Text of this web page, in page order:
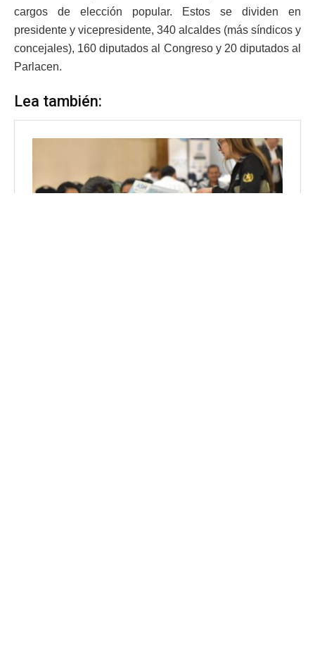
cargos de elección popular. Estos se dividen en
presidente y vicepresidente, 340 alcaldes (más síndicos y
concejales), 160 diputados al Congreso y 20 diputados al
Parlacen.
Lea también: